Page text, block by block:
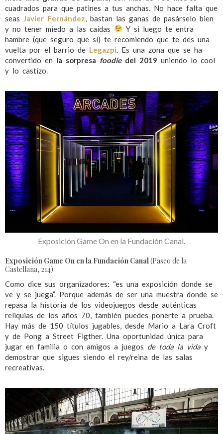
cuadrados para que patines a tus anchas. No hace falta que
seas Javier Fernández , bastan las ganas de pasárselo bien
y no tener miedo a las caídas
Y si luego te entra
hambre (que seguro que sí) te recomiendo que te des una
vuelta por el barrio de Legazpi . Es una zona que se ha
convertido en la sorpresa foodiedel 2019 uniendo lo cool
y lo castizo.
Exposición Game On en la Fundación Canal.
Exposición Game On en la Fundación Canal(Paseo de la
Castellana, 214)
Como dice sus organizadores: “es una exposición donde se
ve y se juega”. Porque además de ser una muestra donde se
repasa la historia de los videojuegos desde auténticas
reliquias de los años 70, también puedes ponerte a prueba.
Hay más de 150 títulos jugables, desde Mario a Lara Croft
y de Pong a Street Figther. Una oportunidad única para
jugar en familia o con amigos a juegos de toda la vida y
demostrar que sigues siendo el rey/reina de las salas
recreativas.